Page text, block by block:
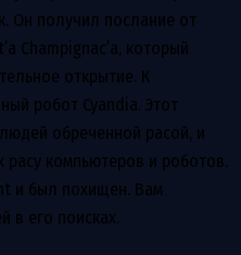
Он получил послание от
Champignac’а, который
открытие. К
робот Cyandia. Этот
обреченной расой, и
расу компьютеров и роботов.
и был похищен. Вам
в его поисках.